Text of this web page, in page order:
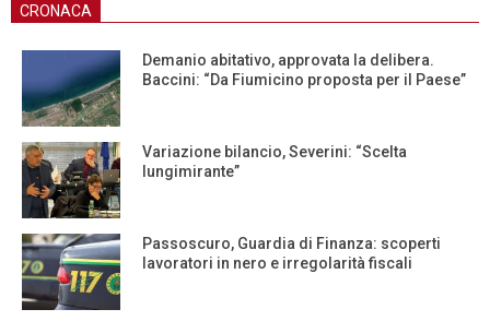
CRONACA
Demanio abitativo, approvata la delibera.
Baccini: “Da Fiumicino proposta per il Paese”
Variazione bilancio, Severini: “Scelta
lungimirante”
Passoscuro, Guardia di Finanza: scoperti
lavoratori in nero e irregolarità fiscali